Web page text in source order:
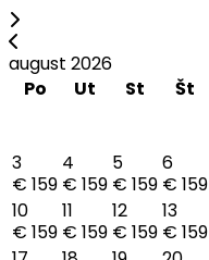
august 2026
Po
Ut St Št
3
€ 159
4
€ 159
5
€ 159
6
€ 159
10
€ 159
11
€ 159
12
€ 159
13
€ 159